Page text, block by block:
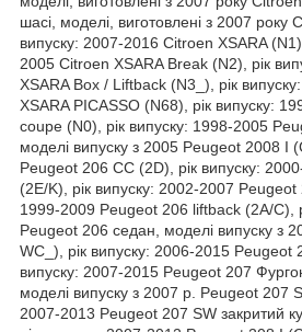
шасі, моделі, виготовлені з 2007 року
випуску: 2007-2016 Citroen XSARA
2005 Citroen XSARA Break (N2), рік
XSARA Box / Liftback (N3_), рік
XSARA PICASSO (N68), рік випуску:
coupe (N0), рік випуску: 1998-2005
моделі випуску з 2005 Peugeot 2008 I
Peugeot 206 CC (2D), рік випуску:
(2E/K), рік випуску: 2002-2007 Peugeot
1999-2009 Peugeot 206 liftback (2A/C),
Peugeot 206 седан, моделі випуску з
WC_), рік випуску: 2006-2015 Peugeot
випуску: 2007-2015 Peugeot 207
моделі випуску з 2007 р. Peugeot 207
2007-2013 Peugeot 207 SW закритий